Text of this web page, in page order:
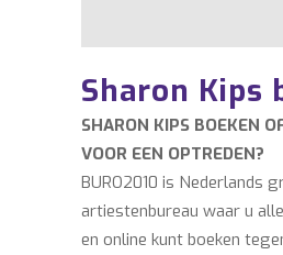
Sharon Kips
SHARON KIPS BOEKEN
VOOR EEN OPTREDEN?
BURO2010 is Nederlands
artiestenbureau waar u
en online kunt boeken